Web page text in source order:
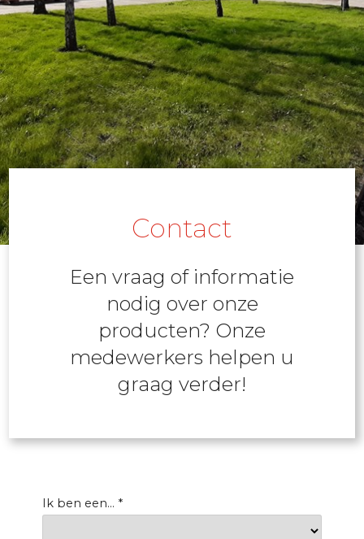
Contact
Een vraag of informatie
nodig over onze
producten? Onze
medewerkers helpen u
graag verder!
Ik ben een... *